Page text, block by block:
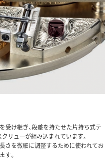
受け継ぎ、段差を持たせた片持ち式テ
リューが組み込まれています。
さを微細に調整するために使われてお
す。